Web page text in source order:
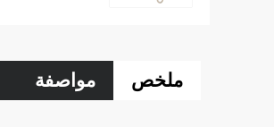
ملخص مواصفة